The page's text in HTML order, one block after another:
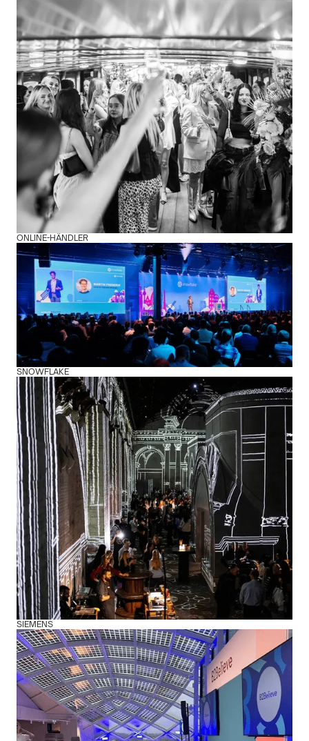
Marketingkongress Über 1100 Gäste
ONLINE-HÄNDLER
SNOWFLAKE
SIEMENS